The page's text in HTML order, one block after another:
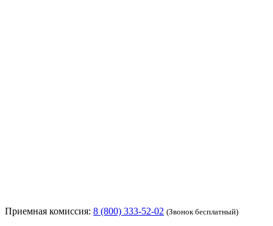
Приемная комиссия: 8 (800) 333-52-02 (Звонок бесплатный)